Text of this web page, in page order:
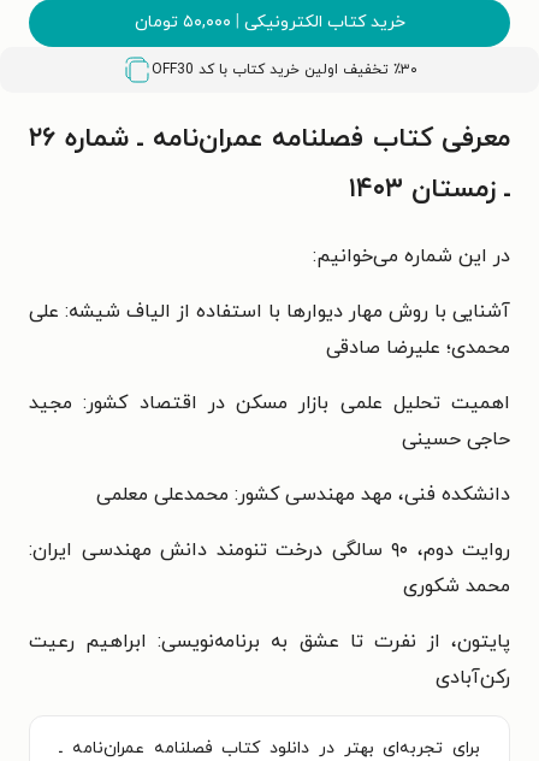
خرید کتاب الکترونیکی | ۵۰,۰۰۰ تومان
٪۳۰ تخفیف اولین خرید کتاب با کد OFF30
معرفی کتاب فصلنامه عمران‌نامه ـ شماره ۲۶
ـ زمستان ۱۴۰۳
در این شماره می‌خوانیم:
آشنایی با روش مهار دیوارها با استفاده از الیاف شیشه: علی
محمدی؛ علیرضا صادقی
اهمیت تحلیل علمی بازار مسکن در اقتصاد کشور: مجید
حاجی حسینی
دانشکده فنی، مهد مهندسی کشور: محمدعلی معلمی
روایت دوم، ۹۰ سالگی درخت تنومند دانش مهندسی ایران:
محمد شکوری
پایتون، از نفرت تا عشق به برنامه‌نویسی: ابراهیم رعیت
رکن‌آبادی
برای تجربه‌ای بهتر در دانلود کتاب فصلنامه عمران‌نامه ـ